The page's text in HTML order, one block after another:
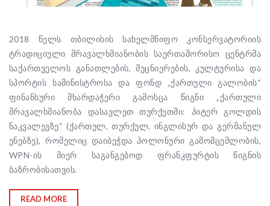
2018 წელს თბილისის სახელმწიფო კონსერვატორიის
ტრადიციული მრავალხმიანობის საერთაშორისო ცენტრმა
საქართველოს განათლების, მეცნიერების, კულტურისა და
სპორტის სამინისტროსა და ფონდ „ქართული გალობის“
ფინანსური მხარდაჭერი გამოსცა წიგნი „ქართული
მრავალხმიანობა დასავლეთ თურქეთში: პიტერ გოლდის
ნაკვალევზე“ (ქართულ, თურქულ, ინგლისურ და გერმანულ
ენებზე), რომელიც დაიბეჭდა პოლონური გამომცემლობის,
WPN-ის მიერ საგანგებოდ ფრანკფურტის წიგნის
ბაზრობისათვის.
READ MORE